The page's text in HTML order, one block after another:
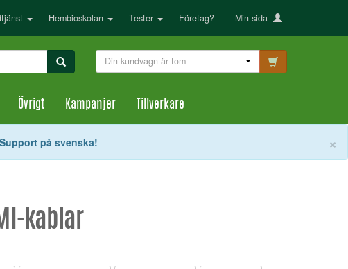
Hembioskolan Tester Företag? Min sida
Din kundvagn är tom
Övrigt Kampanjer Tillverkare
×
på svenska!
kablar